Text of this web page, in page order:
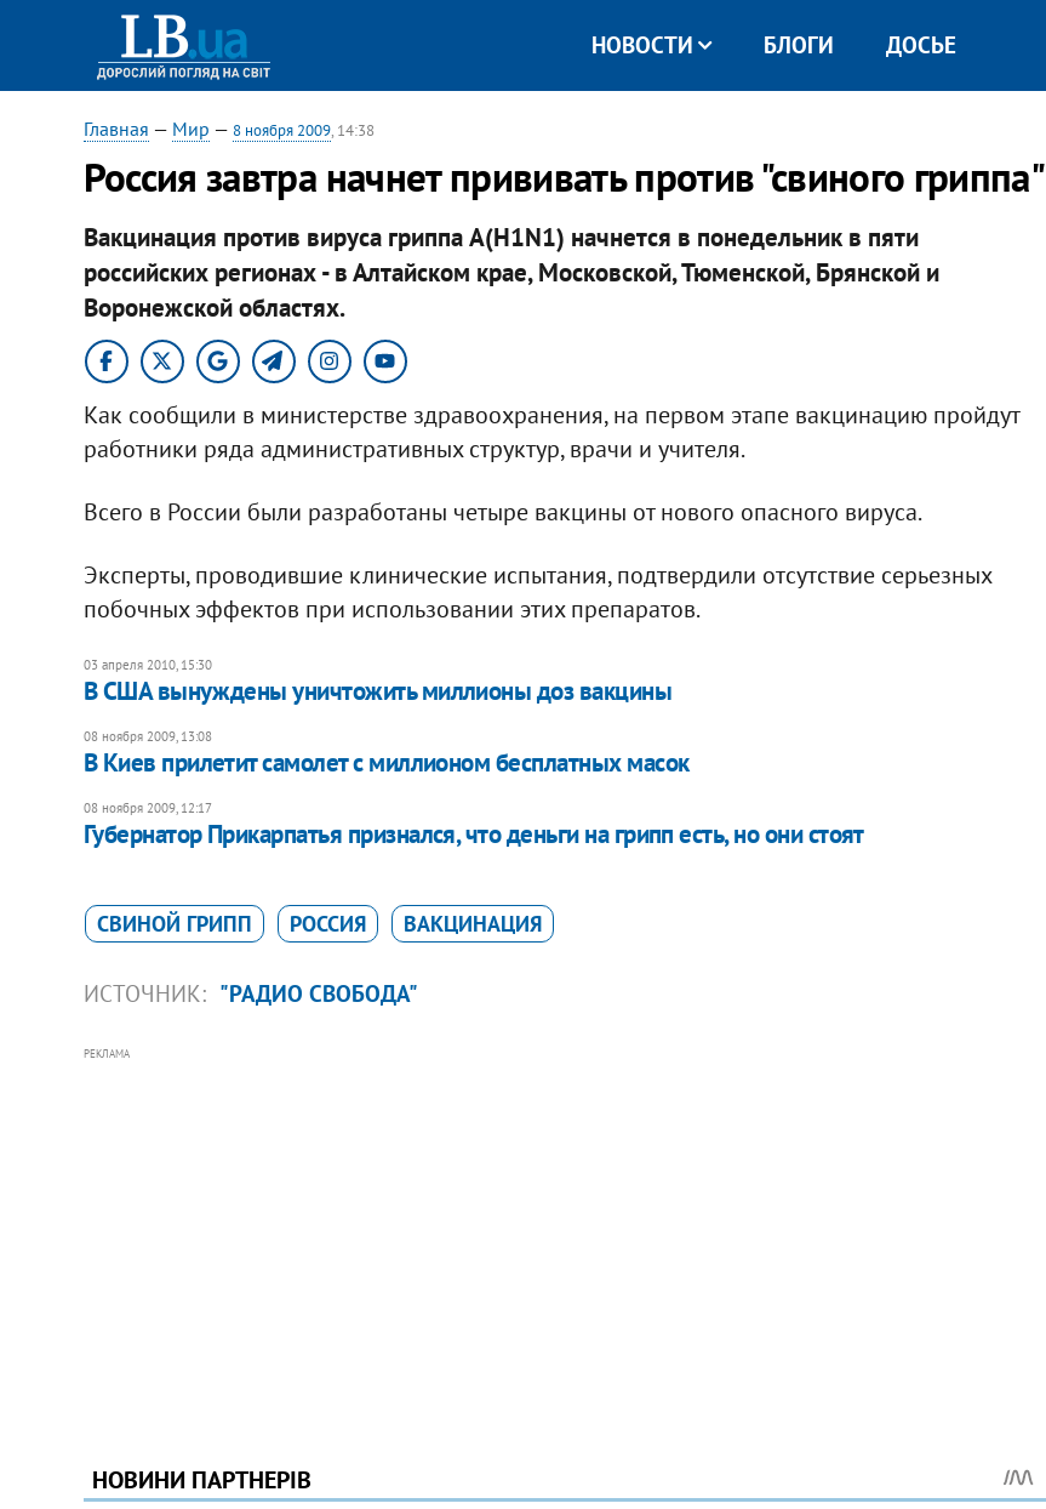
НОВОСТИ БЛОГИ ДОСЬЕ
Главная — Мир — 8 ноября 2009, 14:38
Россия завтра начнет прививать против "свиного гриппа"
Вакцинация против вируса гриппа A(H1N1) начнется в понедельник в пяти
российских регионах - в Алтайском крае, Московской, Тюменской, Брянской и
Воронежской областях.
Как сообщили в министерстве здравоохранения, на первом этапе вакцинацию пройдут
работники ряда административных структур, врачи и учителя.
Всего в России были разработаны четыре вакцины от нового опасного вируса.
Эксперты, проводившие клинические испытания, подтвердили отсутствие серьезных
побочных эффектов при использовании этих препаратов.
03 апреля 2010, 15:30
В США вынуждены уничтожить миллионы доз вакцины
08 ноября 2009, 13:08
В Киев прилетит самолет с миллионом бесплатных масок
08 ноября 2009, 12:17
Губернатор Прикарпатья признался, что деньги на грипп есть, но они стоят
СВИНОЙ ГРИПП РОССИЯ ВАКЦИНАЦИЯ
ИСТОЧНИК: "РАДИО СВОБОДА"
РЕКЛАМА